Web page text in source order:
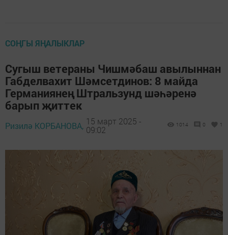
СОҢГЫ ЯҢАЛЫКЛАР
Сугыш ветераны Чишмәбаш авылыннан
Габделвахит Шәмсетдинов: 8 майда
Германиянең Штральзунд шәһәренә
барып җиттек
Ризилә КОРБАНОВА, 15 март 2025 -
09:02
1014 0 1